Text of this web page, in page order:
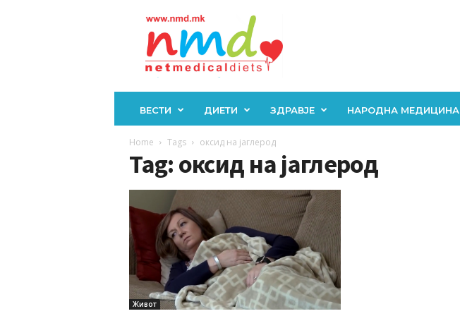
ВЕСТИ ДИЕТИ ЗДРАВЈЕ НАРОДНА МЕДИЦИНА
Home Tags оксид на јаглерод
Tag: оксид на јаглерод
Живот